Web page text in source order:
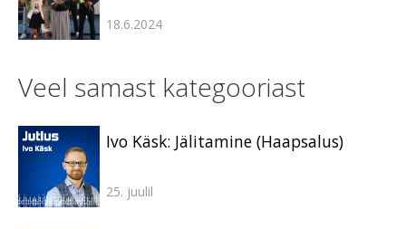
18.6.2024
Veel samast kategooriast
Ivo Käsk: Jälitamine (Haapsalus)
25. juulil